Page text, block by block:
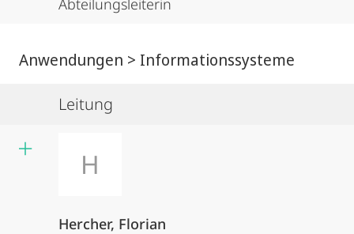
Abteilungsleiterin
Anwendungen > Informationssysteme
Leitung
H
Hercher, Florian